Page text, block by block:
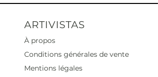
ARTIVISTAS
À propos
Conditions générales de vente
Mentions légales